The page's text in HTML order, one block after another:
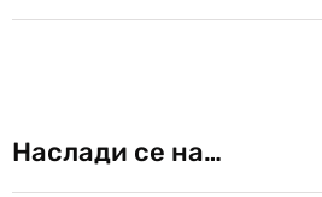
Наслади се на…